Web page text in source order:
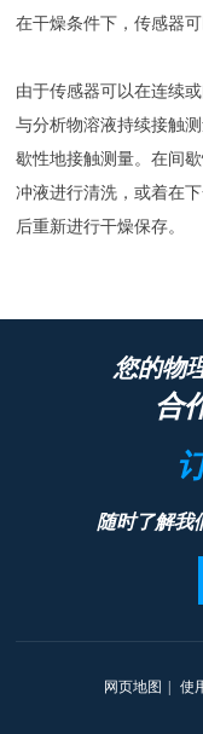
在干燥条件下，传感器
由于传感器可以在连续
与分析物溶液持续接触
歇性地接触测量。在间
冲液进行清洗，或着在
后重新进行干燥保存。
您的物
合
随时了解我
网页地图 使